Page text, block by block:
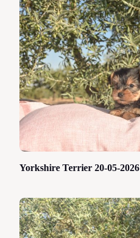
Yorkshire Terrier 20-05-2026